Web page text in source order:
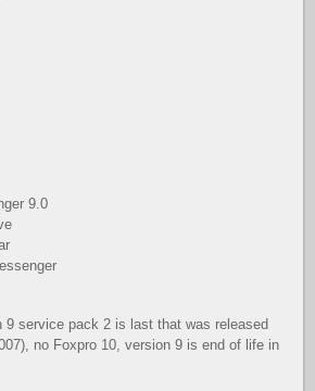
9.0
9 service pack 2 is last that was released
no Foxpro 10, version 9 is end of life in